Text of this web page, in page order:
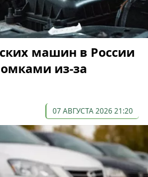
машин в России
из-за
07 АВГУСТА 2026 21:20